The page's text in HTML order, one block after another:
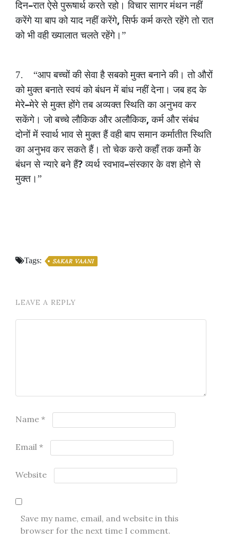
दिन–रात ऐसे पुरूषार्थ करते रहो। विचार सागर मंथन नहीं
करेंगे या बाप को याद नहीं करेंगे,सिर्फ कर्म करते रहेंगे तो रात
को भी वही ख्यालात चलते रहेंगे।”
7. “आप बच्चों की सेवा है सबको मुक्त बनाने की। तो औरों
को मुक्त बनाते स्वयं को बंधन में बांध नहीं देना। जब हद के
मेरे–मेरे से मुक्त होंगे तब अव्यक्त स्थिति का अनुभव कर
सकेंगे। जो बच्चे लौकिक और अलौकिक,कर्म और संबंध
दोनों में स्वार्थ भाव से मुक्त हैं वही बाप समान कर्मातीत स्थिति
का अनुभव कर सकते हैं। तो चेक करो कहाँ तक कर्मो के
बंधन से न्यारे बने हैं?व्यर्थ स्वभाव–संस्कार के वश होने से
मुक्त।”
Tags: SAKAR VAANI
LEAVE A REPLY
Name *
Email *
Website
Save my name, email, and website in this
browser for the next time I comment.